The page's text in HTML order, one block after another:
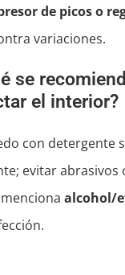
de picos o
variaciones.
se
el interior?
con detergente
evitar abrasivos
mencionaalcohol/